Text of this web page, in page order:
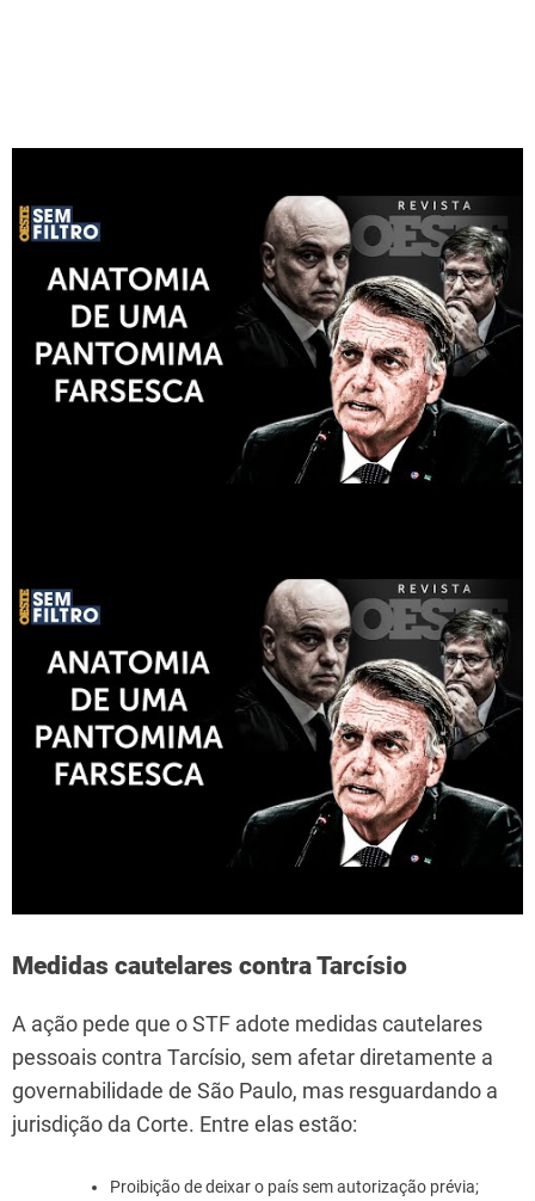
Medidas cautelares contra Tarcísio
A ação pede que o STF adote medidas cautelares
pessoais contra Tarcísio, sem afetar diretamente a
governabilidade de São Paulo, mas resguardando a
jurisdição da Corte. Entre elas estão:
Proibição de deixar o país sem autorização prévia;